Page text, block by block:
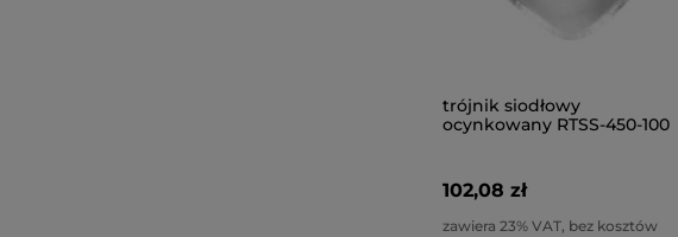
trójnik siodłowy
ocynkowany RTSS-450-100
102,08 zł
zawiera 23% VAT, bez kosztów